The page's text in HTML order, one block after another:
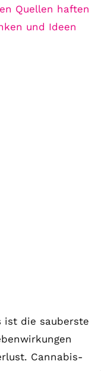
Quellen haften
und Ideen
ist die sauberste
Cannabis-